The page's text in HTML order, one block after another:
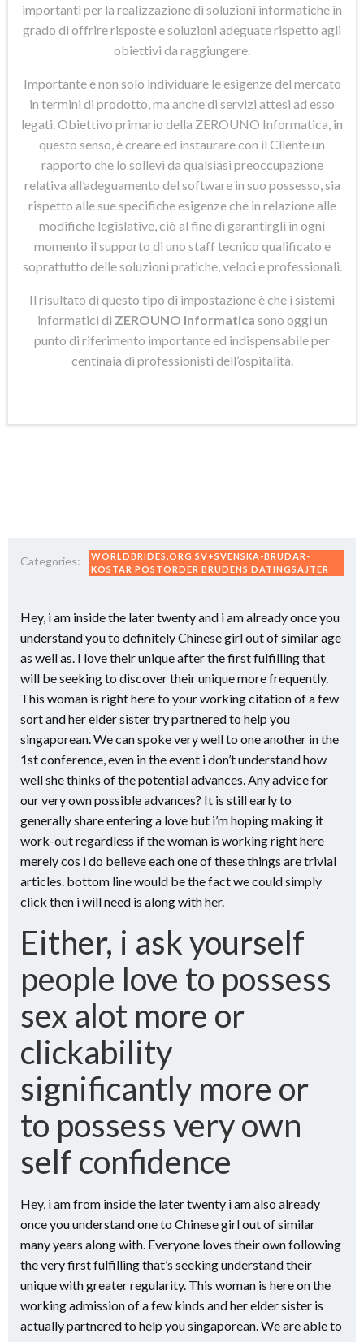
importanti per la realizzazione di soluzioni informatiche in
grado di offrire risposte e soluzioni adeguate rispetto agli
obiettivi da raggiungere.
Importante è non solo individuare le esigenze del mercato
in termini di prodotto, ma anche di servizi attesi ad esso
legati. Obiettivo primario della ZEROUNO Informatica, in
questo senso, è creare ed instaurare con il Cliente un
rapporto che lo sollevi da qualsiasi preoccupazione
relativa all’adeguamento del software in suo possesso, sia
rispetto alle sue specifiche esigenze che in relazione alle
modifiche legislative, ciò al fine di garantirgli in ogni
momento il supporto di uno staff tecnico qualificato e
soprattutto delle soluzioni pratiche, veloci e professionali.
Il risultato di questo tipo di impostazione è che i sistemi
informatici di ZEROUNO Informatica sono oggi un
punto di riferimento importante ed indispensabile per
centinaia di professionisti dell’ospitalità.
Categories:
WORLDBRIDES.ORG SV+SVENSKA-BRUDAR-
KOSTAR POSTORDER BRUDENS DATINGSAJTER
Hey, i am inside the later twenty and i am already once you
understand you to definitely Chinese girl out of similar age
as well as. I love their unique after the first fulfilling that
will be seeking to discover their unique more frequently.
This woman is right here to your working citation of a few
sort and her elder sister try partnered to help you
singaporean. We can spoke very well to one another in the
1st conference, even in the event i don’t understand how
well she thinks of the potential advances. Any advice for
our very own possible advances? It is still early to
generally share entering a love but i’m hoping making it
work-out regardless if the woman is working right here
merely cos i do believe each one of these things are trivial
articles. bottom line would be the fact we could simply
click then i will need is along with her.
Either, i ask yourself
people love to possess
sex alot more or
clickability
significantly more or
to possess very own
self confidence
Hey, i am from inside the later twenty i am also already
once you understand one to Chinese girl out of similar
many years along with. Everyone loves their own following
the very first fulfilling that’s seeking understand their
unique with greater regularity. This woman is here on the
working admission of a few kinds and her elder sister is
actually partnered to help you singaporean. We are able to